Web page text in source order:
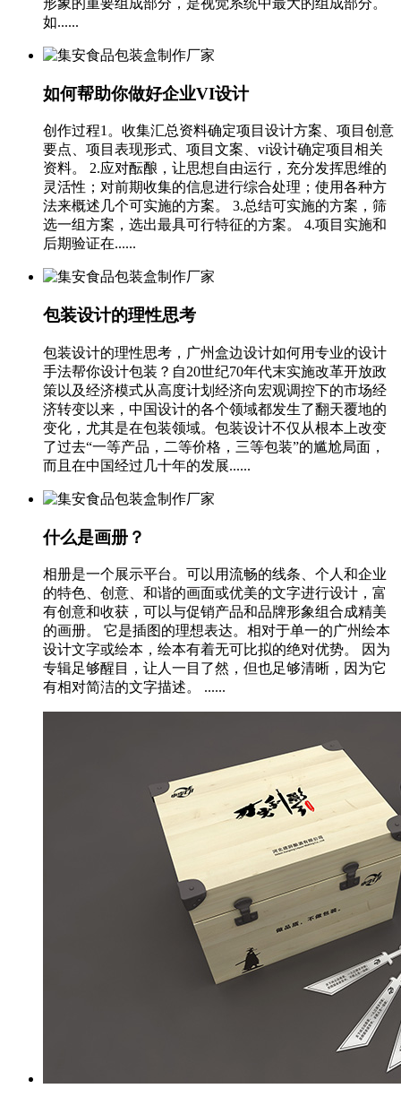
形象的重要组成部分，是视觉系统中最大的组成部分。
如......
如何帮助你做好企业VI设计
创作过程1。收集汇总资料确定项目设计方案、项目创意
要点、项目表现形式、项目文案、vi设计确定项目相关
资料。 2.应对酝酿，让思想自由运行，充分发挥思维的
灵活性；对前期收集的信息进行综合处理；使用各种方
法来概述几个可实施的方案。 3.总结可实施的方案，筛
选一组方案，选出最具可行特征的方案。 4.项目实施和
后期验证在......
包装设计的理性思考
包装设计的理性思考，广州盒边设计如何用专业的设计
手法帮你设计包装？自20世纪70年代末实施改革开放政
策以及经济模式从高度计划经济向宏观调控下的市场经
济转变以来，中国设计的各个领域都发生了翻天覆地的
变化，尤其是在包装领域。包装设计不仅从根本上改变
了过去“一等产品，二等价格，三等包装”的尴尬局面，
而且在中国经过几十年的发展......
什么是画册？
相册是一个展示平台。可以用流畅的线条、个人和企业
的特色、创意、和谐的画面或优美的文字进行设计，富
有创意和收获，可以与促销产品和品牌形象组合成精美
的画册。 它是插图的理想表达。相对于单一的广州绘本
设计文字或绘本，绘本有着无可比拟的绝对优势。 因为
专辑足够醒目，让人一目了然，但也足够清晰，因为它
有相对简洁的文字描述。 ......